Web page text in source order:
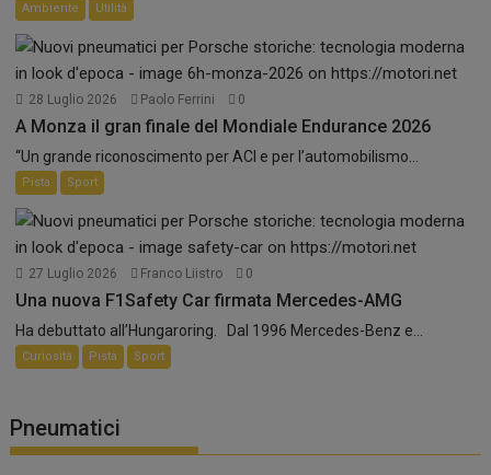
Ambiente Utilità
28 Luglio 2026 Paolo Ferrini 0
A Monza il gran finale del Mondiale Endurance 2026
“Un grande riconoscimento per ACI e per l’automobilismo...
Pista Sport
27 Luglio 2026 Franco Liistro 0
Una nuova F1Safety Car firmata Mercedes-AMG
Ha debuttato all’Hungaroring. Dal 1996 Mercedes-Benz e...
Curiosità Pista Sport
Pneumatici